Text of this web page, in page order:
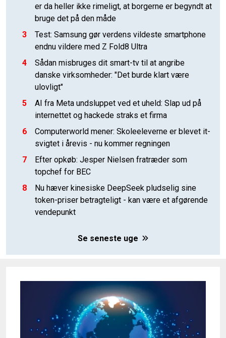
er da heller ikke rimeligt, at borgerne er begyndt at
bruge det på den måde
3
Test: Samsung gør verdens vildeste smartphone
endnu vildere med Z Fold8 Ultra
4
Sådan misbruges dit smart-tv til at angribe
danske virksomheder: "Det burde klart være
ulovligt"
5
AI fra Meta undsluppet ved et uheld: Slap ud på
internettet og hackede straks et firma
6
Computerworld mener: Skoleeleverne er blevet it-
svigtet i årevis - nu kommer regningen
7
Efter opkøb: Jesper Nielsen fratræder som
topchef for BEC
8
Nu hæver kinesiske DeepSeek pludselig sine
token-priser betragteligt - kan være et afgørende
vendepunkt
Se seneste uge